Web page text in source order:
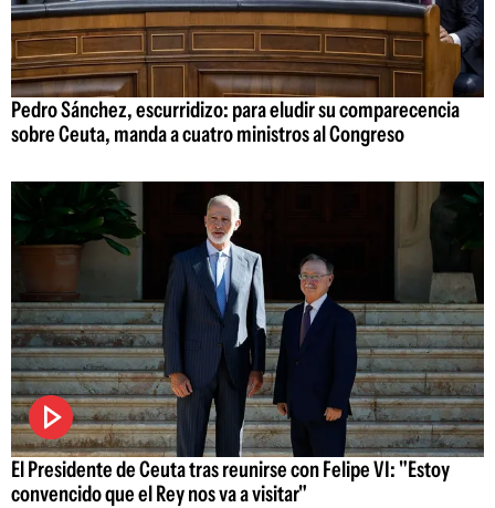
Pedro Sánchez, escurridizo: para eludir su comparecencia
sobre Ceuta, manda a cuatro ministros al Congreso
El Presidente de Ceuta tras reunirse con Felipe VI: "Estoy
convencido que el Rey nos va a visitar"